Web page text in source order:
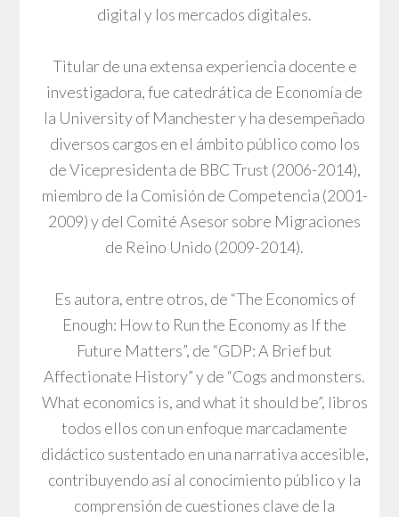
digital y los mercados digitales.
Titular de una extensa experiencia docente e
investigadora, fue catedrática de Economía de
la University of Manchester y ha desempeñado
diversos cargos en el ámbito público como los
de Vicepresidenta de BBC Trust (2006-2014),
miembro de la Comisión de Competencia (2001-
2009) y del Comité Asesor sobre Migraciones
de Reino Unido (2009-2014).
Es autora, entre otros, de “The Economics of
Enough: How to Run the Economy as If the
Future Matters”, de “GDP: A Brief but
Affectionate History” y de “Cogs and monsters.
What economics is, and what it should be”, libros
todos ellos con un enfoque marcadamente
didáctico sustentado en una narrativa accesible,
contribuyendo así al conocimiento público y la
comprensión de cuestiones clave de la